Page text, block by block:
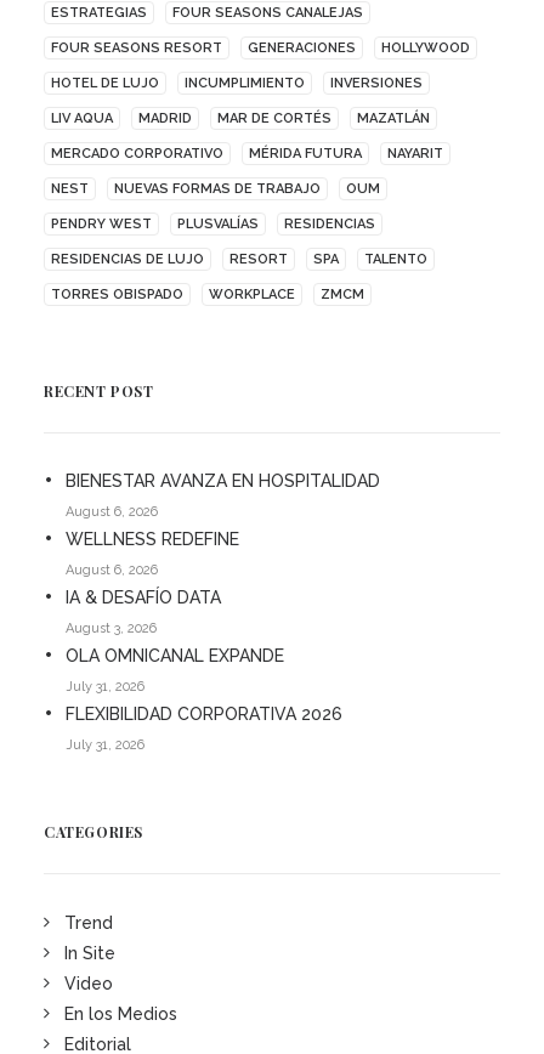
ESTRATEGIAS FOUR SEASONS CANALEJAS
FOUR SEASONS RESORT GENERACIONES HOLLYWOOD
HOTEL DE LUJO INCUMPLIMIENTO INVERSIONES
LIV AQUA MADRID MAR DE CORTÉS MAZATLÁN
MERCADO CORPORATIVO MÉRIDA FUTURA NAYARIT
NEST NUEVAS FORMAS DE TRABAJO OUM
PENDRY WEST PLUSVALÍAS RESIDENCIAS
RESIDENCIAS DE LUJO RESORT SPA TALENTO
TORRES OBISPADO WORKPLACE ZMCM
RECENT POST
BIENESTAR AVANZA EN HOSPITALIDAD
August 6, 2026
WELLNESS REDEFINE
August 6, 2026
IA & DESAFÍO DATA
August 3, 2026
OLA OMNICANAL EXPANDE
July 31, 2026
FLEXIBILIDAD CORPORATIVA 2026
July 31, 2026
CATEGORIES
Trend
In Site
Video
En los Medios
Editorial